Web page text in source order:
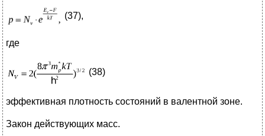
(37),
где
(38)
эффективная плотность состояний в валентной зоне.
Закон действующих масс.